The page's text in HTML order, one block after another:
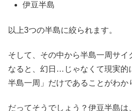
伊豆半島
以上3つの半島に絞られます。
そして、その中から半島一周サイ
なると、幻日…じゃなくて現実的
半島一周」だけであることがわか
だってそうでしょう？伊豆半島は